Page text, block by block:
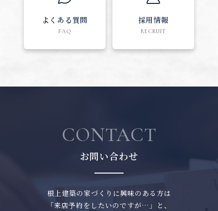
よくある質問
FAQ
採用情報
RECRUIT
CONTACT
お問い合わせ
根上建築の家づくりに興味のある方は
「来店予約をしたいのですが…」と、